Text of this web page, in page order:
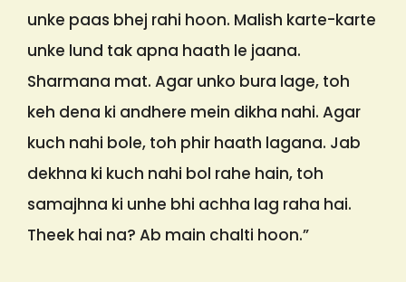
unke paas bhej rahi hoon. Malish karte-karte
unke lund tak apna haath le jaana.
Sharmana mat. Agar unko bura lage, toh
keh dena ki andhere mein dikha nahi. Agar
kuch nahi bole, toh phir haath lagana. Jab
dekhna ki kuch nahi bol rahe hain, toh
samajhna ki unhe bhi achha lag raha hai.
Theek hai na? Ab main chalti hoon.”